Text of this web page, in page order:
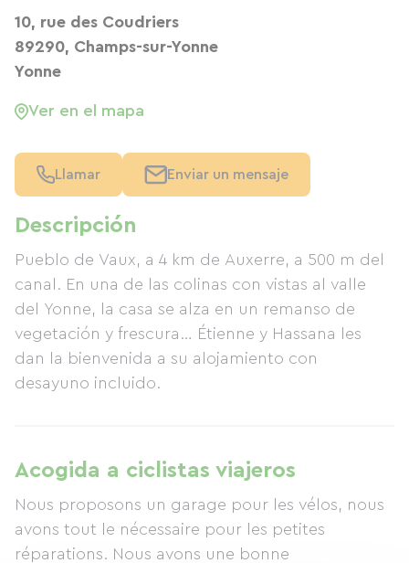
Descripción
Pueblo de Vaux, a 4 km de Auxerre, a 500 m del
canal. En una de las colinas con vistas al valle
del Yonne, la casa se alza en un remanso de
vegetación y frescura… Étienne y Hassana les
dan la bienvenida a su alojamiento con
desayuno incluido.
Acogida a ciclistas viajeros
Nous proposons un garage pour les vélos, nous
avons tout le nécessaire pour les petites
réparations. Nous avons une bonne
10, rue des Coudriers
89290, Champs-sur-Yonne
Yonne
Ver en el mapa
Llamar Enviar un mensaje